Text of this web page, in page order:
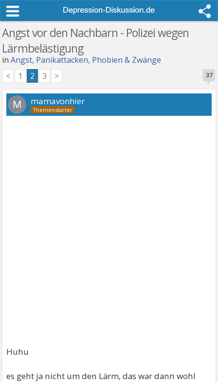
Angst vor den Nachbarn - Polizei wegen
Lärmbelästigung
inAngst, Panikattacken, Phobien & Zwänge
37
< 1 2 3 >
M mamavonhier
Huhu
es geht ja nicht um den Lärm, das war dann wohl